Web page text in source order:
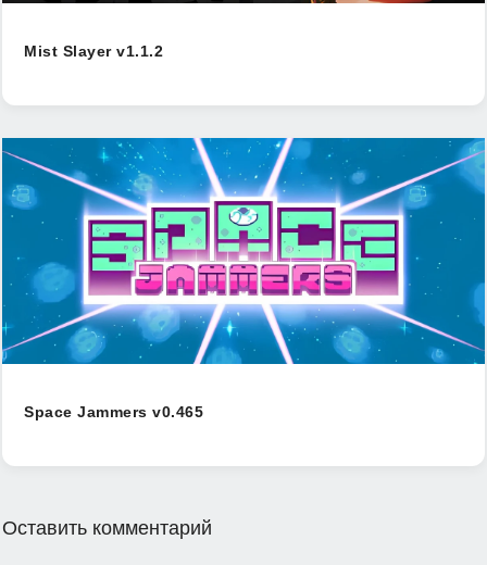
Mist Slayer v1.1.2
Space Jammers v0.465
Оставить комментарий